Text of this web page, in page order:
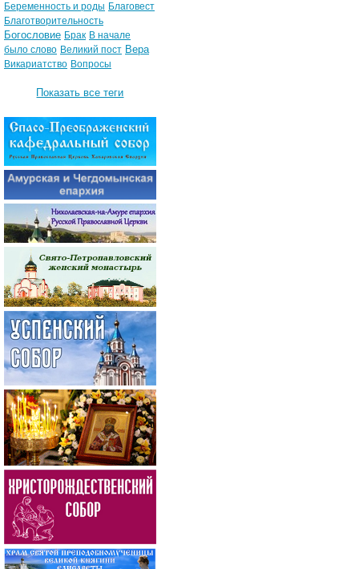
Беременность и роды Благовест
Благотворительность
Богословие Брак В начале
было слово Великий пост Вера
Викариатство Вопросы
Показать все теги